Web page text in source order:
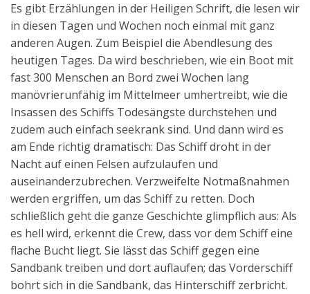
Termine
Aktuelles
Kontakt
English
Es gibt Erzählungen in der Heiligen Schrift, die lesen wir
in diesen Tagen und Wochen noch einmal mit ganz
anderen Augen. Zum Beispiel die Abendlesung des
heutigen Tages. Da wird beschrieben, wie ein Boot mit
fast 300 Menschen an Bord zwei Wochen lang
manövrierunfähig im Mittelmeer umhertreibt, wie die
Insassen des Schiffs Todesängste durchstehen und
zudem auch einfach seekrank sind. Und dann wird es
am Ende richtig dramatisch: Das Schiff droht in der
Nacht auf einen Felsen aufzulaufen und
auseinanderzubrechen. Verzweifelte Notmaßnahmen
werden ergriffen, um das Schiff zu retten. Doch
schließlich geht die ganze Geschichte glimpflich aus: Als
es hell wird, erkennt die Crew, dass vor dem Schiff eine
flache Bucht liegt. Sie lässt das Schiff gegen eine
Sandbank treiben und dort auflaufen; das Vorderschiff
bohrt sich in die Sandbank, das Hinterschiff zerbricht.